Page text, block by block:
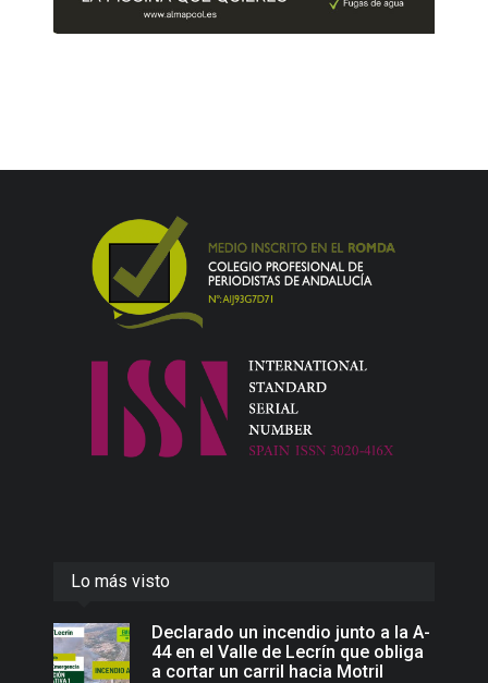
Lo más visto
Declarado un incendio junto a la A-
44 en el Valle de Lecrín que obliga
a cortar un carril hacia Motril